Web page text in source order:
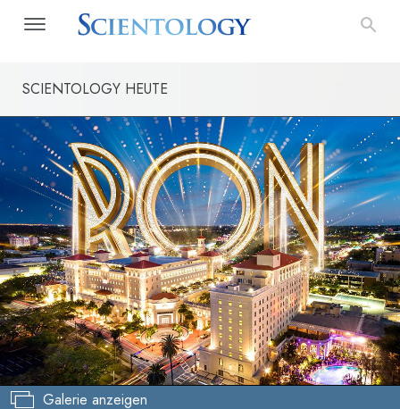
SCIENTOLOGY HEUTE
Galerie anzeigen